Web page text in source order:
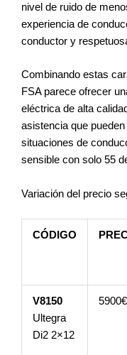
nivel de ruido de
experiencia de
conductor y
Combinando estas
FSA parece ofrecer
eléctrica de alta
asistencia que
situaciones de
sensible con solo 55
Variación del precio
CÓDIGO
V8150
Ultegra
Di2 2×12
5900€